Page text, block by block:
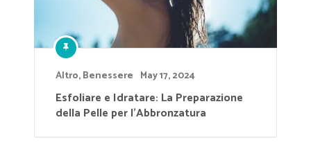
Altro,Benessere May 17, 2024
Esfoliare e Idratare: La Preparazione
della Pelle per l’Abbronzatura